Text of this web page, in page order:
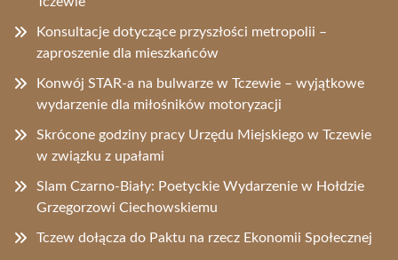
Konsultacje dotyczące przyszłości metropolii –
zaproszenie dla mieszkańców
Konwój STAR-a na bulwarze w Tczewie – wyjątkowe
wydarzenie dla miłośników motoryzacji
Skrócone godziny pracy Urzędu Miejskiego w Tczewie
w związku z upałami
Slam Czarno-Biały: Poetyckie Wydarzenie w Hołdzie
Grzegorzowi Ciechowskiemu
Tczew dołącza do Paktu na rzecz Ekonomii Społecznej